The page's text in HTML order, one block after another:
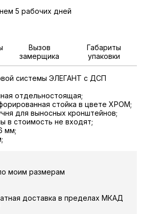
5 рабочих дней
Вызов
замерщика
Габариты
упаковки
системы ЭЛЕГАНТ с ДСП
отдельностоящая;
стойка в цвете ХРОМ;
для выносных кронштейнов;
в стоимость не входят;
мм;
моим размерам
доставка в пределах МКАД